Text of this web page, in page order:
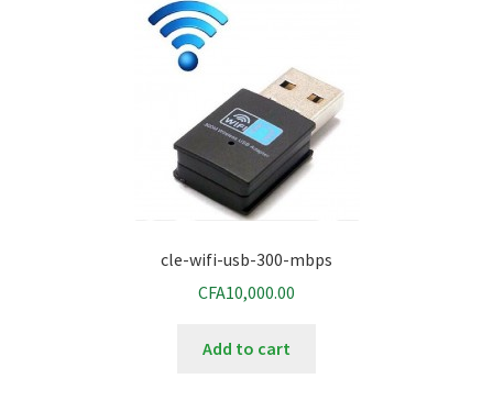
cle-wifi-usb-300-mbps
CFA10,000.00
Add to cart